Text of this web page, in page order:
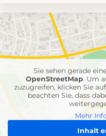
mit
Feuerwehr-
Einheiten
Sie sehen gerade
OpenStreetMap. Um
zuzugreifen, klicken Sie
beachten Sie, dass
Mehr
Inhalt